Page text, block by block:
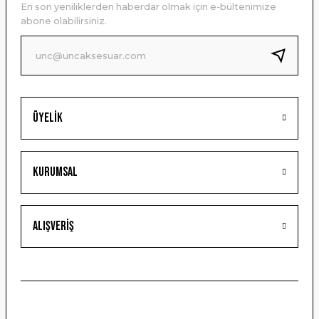
Ürün bilgilerinde hatalar bulunuyor.
Ürün fiyatı diğer sitelerden daha pahalı.
Bu ürüne benzer farklı alternatifler olmalı.
Gönder
Üyelik
Kurumsal
Alışveriş
En son yeniliklerden haberdar olmak için e-bültenimize
abone olabilirsiniz.